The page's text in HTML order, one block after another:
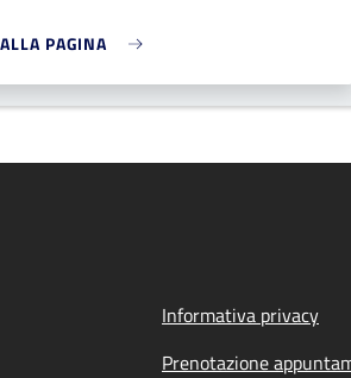
PAGINA
Informativa privacy
Prenotazione